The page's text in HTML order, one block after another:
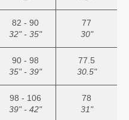
82 - 90
32" - 35"
77
30"
90 - 98
35" - 39"
77.5
30.5"
98 - 106
39" - 42"
78
31"